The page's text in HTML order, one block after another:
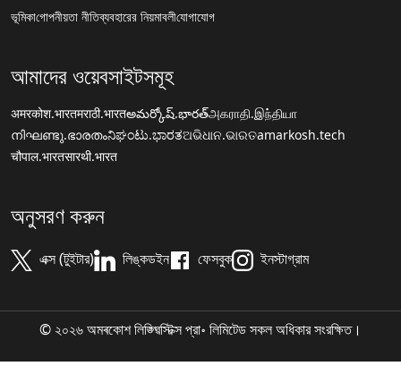
ভূমিকাগোপনীয়তা নীতিব্যবহারের নিয়মাবলীযোগাযোগ
আমাদের ওয়েবসাইটসমূহ
अमरकोश.भारतमराठी.भारतఅమర్కోష్.భారత్அகராதி.இந்தியா
നിഘണ്ടു.ഭാരതംನಿಘಂಟು.ಭಾರತଅଭିଧାନ.ଭାରତamarkosh.tech
चौपाल.भारतसारथी.भारत
অনুসরণ করুন
এক্স (টুইটার) লিঙ্কডইন ফেসবুক ইনস্টাগ্রাম
© ২০২৬ অমৰকোশ লিঙ্গ্ৱিস্টিক্স প্রা॰ লিমিটেড সকল অধিকার সংরক্ষিত।